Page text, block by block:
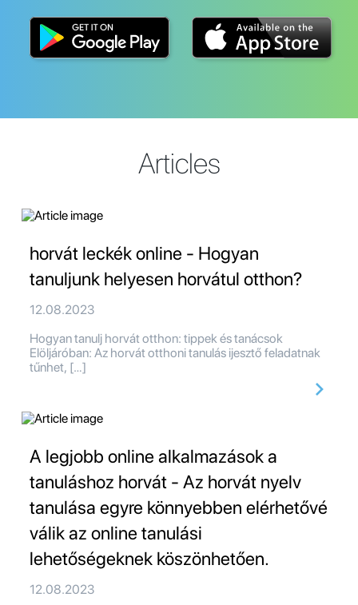
Articles
horvát leckék online - Hogyan
tanuljunk helyesen horvátul otthon?
12.08.2023
Hogyan tanulj horvát otthon: tippek és tanácsok
Elöljáróban: Az horvát otthoni tanulás ijesztő feladatnak
tűnhet, […]
A legjobb online alkalmazások a
tanuláshoz horvát - Az horvát nyelv
tanulása egyre könnyebben elérhetővé
válik az online tanulási
lehetőségeknek köszönhetően.
12.08.2023